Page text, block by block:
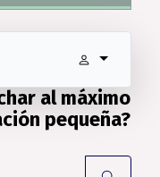
al máximo
pequeña?